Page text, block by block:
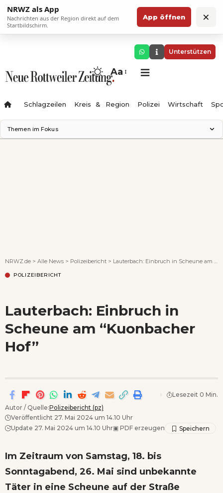
NRWZ als App
Nachrichten aus der Region direkt auf dem
Startbildschirm.
App öffnen ×
Unterstützen
Aa
Schlagzeilen Kreis & Region Polizei Wirtschaft
Themen im Fokus
NRWZ.de > Alle News > Polizeibericht > Lauterbach: Einbruch in Scheune am “Kuonbacher Hof”
POLIZEIBERICHT
Lauterbach: Einbruch in
Scheune am “Kuonbacher
Hof”
Autor / Quelle:Polizeibericht (pz)
Veröffentlicht 27. Mai 2024 um 14.10 Uhr
Update 27. Mai 2024 um 14.10 Uhr▣ PDF erzeugen
Lesezeit 0 Min.
Im Zeitraum von Samstag, 18. bis
Sonntagabend, 26. Mai sind unbekannte
Täter in eine Scheune auf der Straße